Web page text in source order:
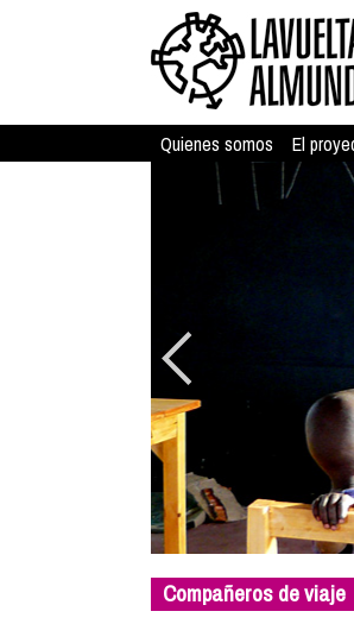
Quienes somos El
Compañeros de viaje